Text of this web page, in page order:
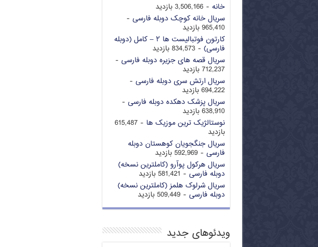
خانه - 3,506,166 بازدید
سریال خانه کوچک دوبله فارسی -
965,410 بازدید
کارتون فوتبالیست ها ۲ – کامل (دوبله
فارسی) - 834,573 بازدید
سریال قصه های جزیره دوبله فارسی -
712,237 بازدید
سریال ارتش سری دوبله فارسی -
694,222 بازدید
سریال پزشک دهکده دوبله فارسی -
638,910 بازدید
نوستالژیک ترین موزیک ها
- 615,487
بازدید
سریال جنگجویان کوهستان دوبله
فارسی - 592,969 بازدید
سریال هرکول پوآرو (کاملترین نسخه)
دوبله فارسی - 581,421 بازدید
سریال شرلوک هلمز (کاملترین نسخه)
دوبله فارسی - 509,449 بازدید
ویدئوهای جدید